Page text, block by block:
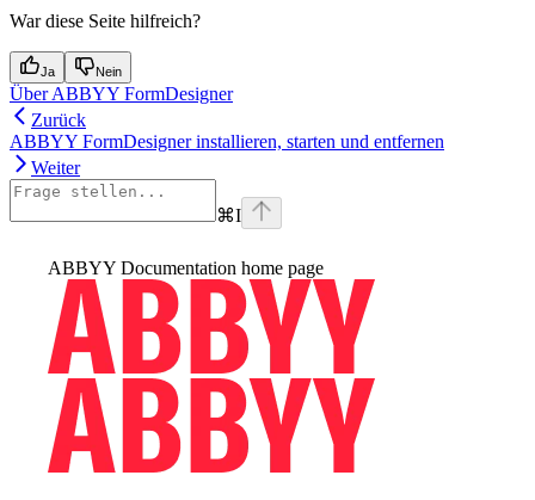
War diese Seite hilfreich?
Ja Nein
Über ABBYY FormDesigner
Zurück
ABBYY FormDesigner installieren, starten und entfernen
Weiter
⌘I
ABBYY Documentation home page